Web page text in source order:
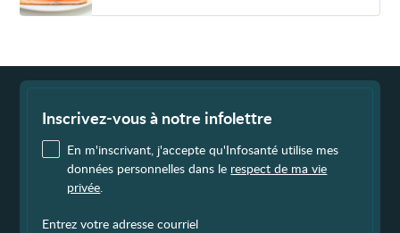
Inscrivez-vous à notre infolettre
En m'inscrivant, j'accepte qu'Infosanté utilise mes
données personnelles dans le respect de ma vie
privée
Entrez votre adresse courriel